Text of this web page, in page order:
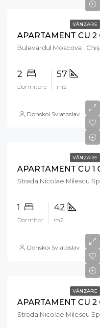
VÂNZARE
Bulevardul Moscova ,
2
Dormitore
57
m2
Donskoi Sviatoslav
VÂNZARE
Strada Nicolae Milescu
1
Dormitor
42
m2
Donskoi Sviatoslav
VÂNZARE
Strada Nicolae Milescu